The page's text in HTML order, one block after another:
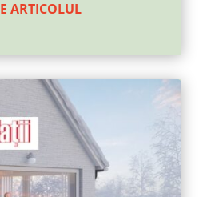
ARTICOLUL